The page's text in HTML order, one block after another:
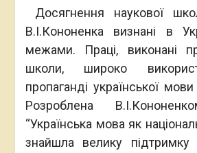
Досягнення наукової
В.І.Кононенка визнані в
межами. Праці, виконані
школи, широко
пропаганді української
Розроблена
“Українська мова як
знайшла велику підтримку